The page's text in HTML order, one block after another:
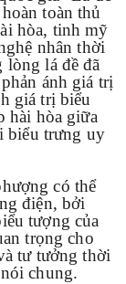
toàn thủ
hòa, tinh mỹ
nhân thời
lá đề đã
ánh giá trị
giá trị biểu
hài hòa giữa
biểu trưng uy
có thể
điện, bởi
tượng của
trọng cho
tư tưởng thời
chung.